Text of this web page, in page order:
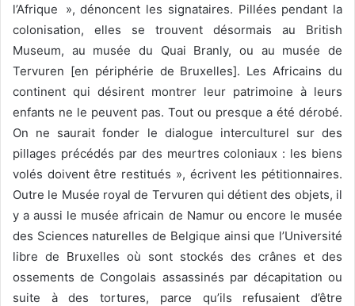
l’Afrique », dénoncent les signataires. Pillées pendant la
colonisation, elles se trouvent désormais au British
Museum, au musée du Quai Branly, ou au musée de
Tervuren [en périphérie de Bruxelles]. Les Africains du
continent qui désirent montrer leur patrimoine à leurs
enfants ne le peuvent pas. Tout ou presque a été dérobé.
On ne saurait fonder le dialogue interculturel sur des
pillages précédés par des meurtres coloniaux : les biens
volés doivent être restitués », écrivent les pétitionnaires.
Outre le Musée royal de Tervuren qui détient des objets, il
y a aussi le musée africain de Namur ou encore le musée
des Sciences naturelles de Belgique ainsi que l’Université
libre de Bruxelles où sont stockés des crânes et des
ossements de Congolais assassinés par décapitation ou
suite à des tortures, parce qu’ils refusaient d’être